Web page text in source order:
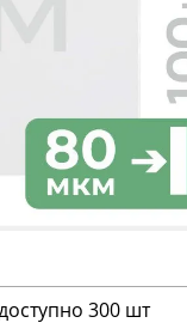
300 шт